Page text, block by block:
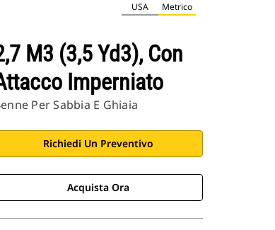
USA Metrico
M3 (3,5 Yd3), Con
Imperniato
Per Sabbia E Ghiaia
Richiedi Un Preventivo
Acquista Ora